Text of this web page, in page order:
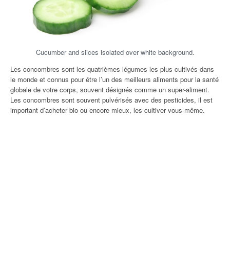
Cucumber and slices isolated over white background.
Les concombres sont les quatrièmes légumes les plus cultivés dans
le monde et connus pour être l’un des meilleurs aliments pour la santé
globale de votre corps, souvent désignés comme un super-aliment.
Les concombres sont souvent pulvérisés avec des pesticides, il est
important d’acheter bio ou encore mieux, les cultiver vous-même.